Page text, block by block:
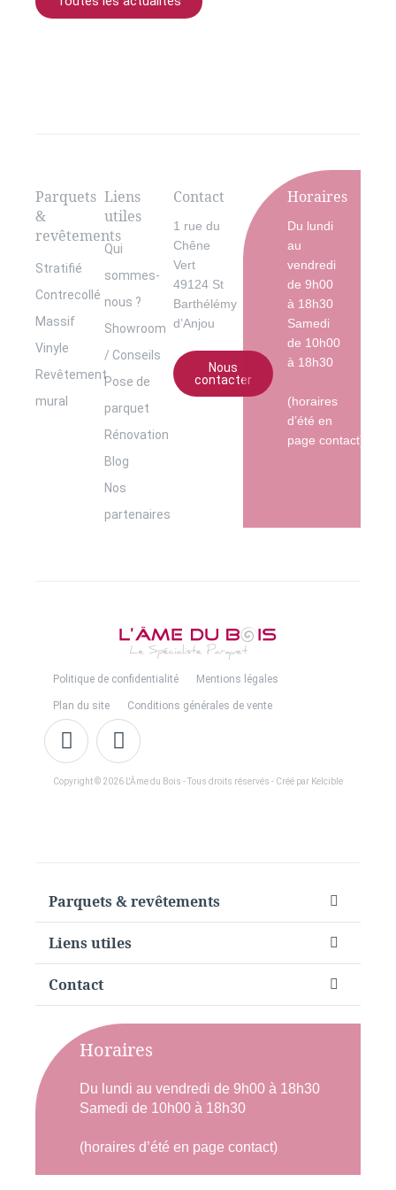
Parquets
&
revêtements
Stratifié
Contrecollé
Massif
Vinyle
Revêtement
mural
Liens
utiles
Qui
sommes-
nous ?
Showroom
/ Conseils
Pose de
parquet
Rénovation
Blog
Nos
partenaires
Contact
1 rue du
Chêne
Vert
49124 St
Barthélémy
d’Anjou
Nous
contacter
Horaires
Du lundi
au
vendredi
de 9h00
à 18h30
Samedi
de 10h00
à 18h30
(horaires
d’été en
page contact)
Politique de confidentialité Mentions légales
Plan du site Conditions générales de vente
Copyright © 2026 L'Âme du Bois - Tous droits réservés - Créé par Kelcible
Parquets & revêtements
Liens utiles
Contact
Horaires
Du lundi au vendredi de 9h00 à 18h30
Samedi de 10h00 à 18h30
(horaires d’été en page contact)